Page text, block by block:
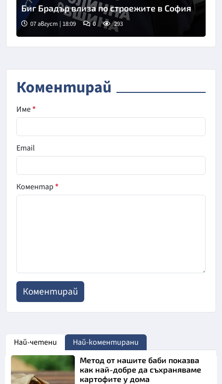
Снимка: БНТ
Биг Брадър влиза по строежите в София
07 август | 18:09 0 293
Коментирай
Име*
Email
Коментар*
Най-четени Най-коментирани
Метод от нашите баби показва
как най-добре да съхраняваме
картофите у дома